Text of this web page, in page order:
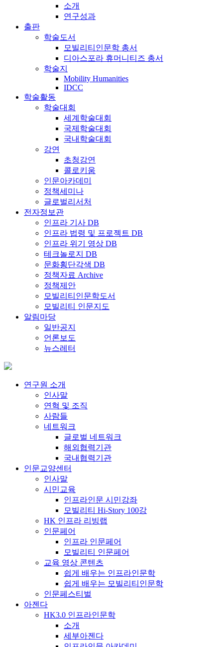
소개
연구성과
출판
학술도서
모빌리티인문학 총서
디아스포라 휴머니티즈 총서
학술지
Mobility Humanities
IDCC
학술활동
학술대회
세계학술대회
국제학술대회
국내학술대회
강연
초청강연
콜로키움
인문아카데미
정책세미나
글로벌리서처
전자정보관
인프라 기사 DB
인프라 법령 및 프로젝트 DB
인프라 위기 영상 DB
테크놀로지 DB
문화횡단각색 DB
정책자료 Archive
정책제안
모빌리티인문학도서
모빌리티 인문지도
알림마당
일반공지
언론보도
뉴스레터
연구원 소개
인사말
연혁 및 조직
사람들
네트워크
글로벌 네트워크
해외협력기관
국내협력기관
인문교양센터
인사말
시민교육
인프라인문 시민강좌
모빌리티 Hi-Story 100강
HK 인프라 리빙랩
인문페어
인프라 인문페어
모빌리티 인문페어
교육 영상 콘텐츠
쉽게 배우는 인프라인문학
쉽게 배우는 모빌리티인문학
인문페스티벌
아젠다
HK3.0 인프라인문학
소개
세부아젠다